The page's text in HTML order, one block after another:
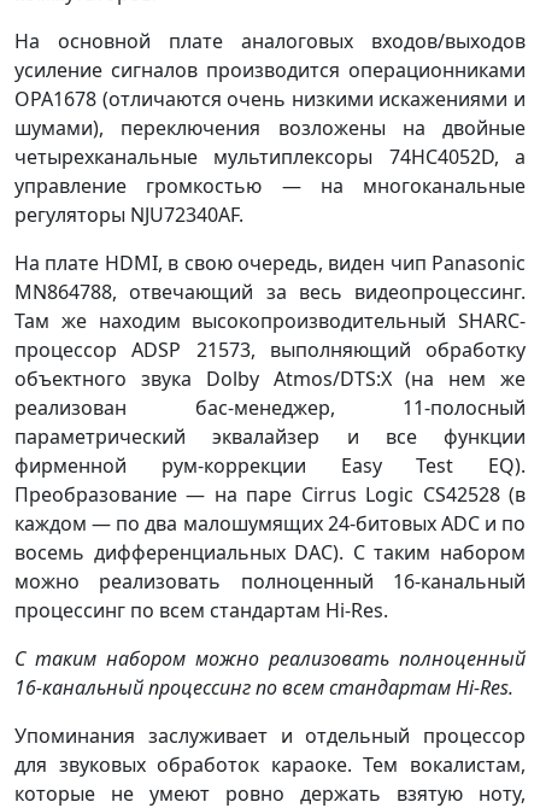
На основной плате аналоговых входов/выходов
усиление сигналов производится операционниками
OPA1678 (отличаются очень низкими искажениями и
шумами), переключения возложены на двойные
четырехканальные мультиплексоры 74HC4052D, а
управление громкостью — на многоканальные
регуляторы NJU72340AF.
На плате HDMI, в свою очередь, виден чип Panasonic
MN864788, отвечающий за весь видеопроцессинг.
Там же находим высокопроизводительный SHARC-
процессор ADSP 21573, выполняющий обработку
объектного звука Dolby Atmos/DTS:X (на нем же
реализован бас-менеджер, 11-полосный
параметрический эквалайзер и все функции
фирменной рум-коррекции Easy Test EQ).
Преобразование — на паре Cirrus Logic CS42528 (в
каждом — по два малошумящих 24-битовых ADC и по
восемь дифференциальных DAC). С таким набором
можно реализовать полноценный 16-канальный
процессинг по всем стандартам Hi-Res.
С таким набором можно реализовать полноценный
16-канальный процессинг по всем стандартам Hi-Res.
Упоминания заслуживает и отдельный процессор
для звуковых обработок караоке. Тем вокалистам,
которые не умеют ровно держать взятую ноту,